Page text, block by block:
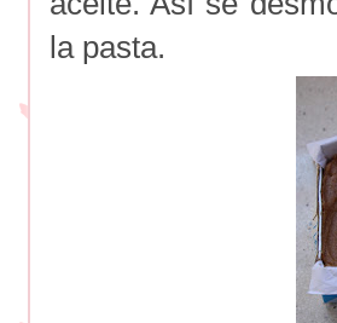
la pasta.